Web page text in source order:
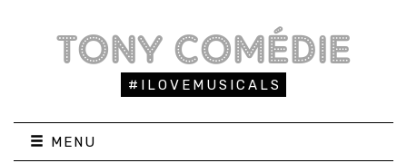
TONY COMÉDIE
#ILOVEMUSICALS
MENU